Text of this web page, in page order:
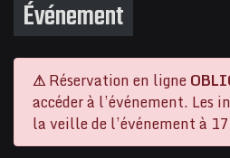
Événement
⚠Réservation en ligne
accéder à l’événement. Les
la veille de l’événement à